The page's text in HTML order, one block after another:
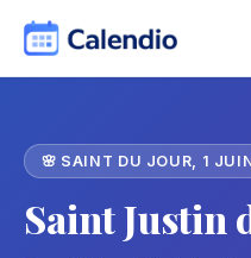
🌸 SAINT DU JOUR, 1
Saint Justin